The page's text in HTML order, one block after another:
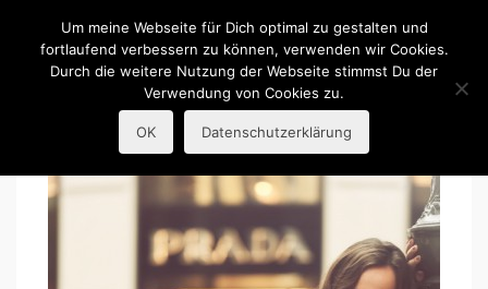
R.Guba
Portraitfotografie
Um meine Webseite für Dich optimal zu gestalten und
fortlaufend verbessern zu können, verwenden wir Cookies.
Durch die weitere Nutzung der Webseite stimmst Du der
Verwendung von Cookies zu.
OK Datenschutzerklärung